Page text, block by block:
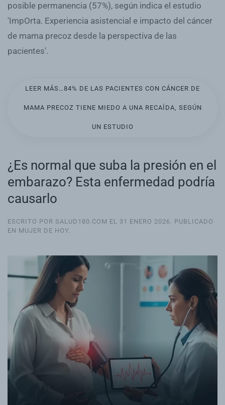
posible permanencia (57%), según indica el estudio
'ImpOrta. Experiencia asistencial e impacto del cáncer
de mama precoz desde la perspectiva de las
pacientes'.
LEER MÁS…84% DE LAS PACIENTES CON CÁNCER DE
MAMA PRECOZ TIENE MIEDO A UNA RECAÍDA, SEGÚN
UN ESTUDIO
¿Es normal que suba la presión en el
embarazo? Esta enfermedad podría
causarlo
ESCRITO POR SALUD180.COM EL 31 ENERO 2026. PUBLICADO
EN MUJER DE HOY.